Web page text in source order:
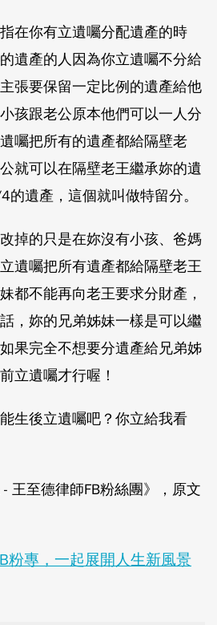
在你有立遺囑分配遺產的時
遺產的人因為你立遺囑不分給
張要保留一定比例的遺產給他
孩跟老公原本他們可以一人分
囑把所有的遺產都給隔壁老
就可以在隔壁老王繼承妳的遺
遺產，這個就叫做特留分。
掉的只是在妳沒有小孩、爸媽
遺囑把所有遺產都給隔壁老王
都不能再向老王要求分財產，
，妳的兄弟姊妹一樣是可以繼
果完全不想要分遺產給兄弟姊
立遺囑才行喔！
生後立遺囑吧？你立給我看
王至德律師FB粉絲團》，原文
粉專，一起展開人生新風景